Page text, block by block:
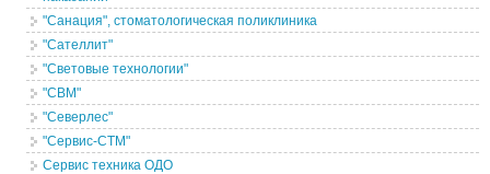
"Санация", стоматологическая поликлиника
"Сателлит"
"Световые технологии"
"СВМ"
"Северлес"
"Сервис-СТМ"
Сервис техника ОДО